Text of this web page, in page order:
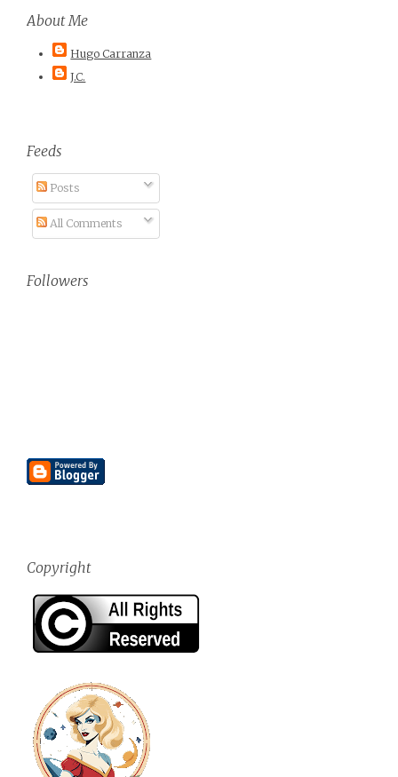
About Me
Hugo Carranza
J.C.
Feeds
Posts
All Comments
Followers
Copyright